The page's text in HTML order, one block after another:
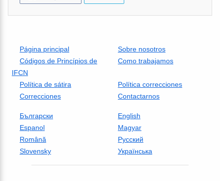
Página principal
Sobre nosotros
Códigos de Princípios de
IFCN
Como trabajamos
Política de sátira
Política correcciones
Correcciones
Contactarnos
Български
English
Espanol
Magyar
Română
Русский
Slovensky
Українська